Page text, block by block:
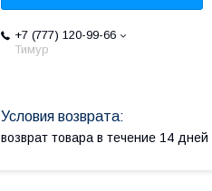
+7 (777) 120-99-66
Тимур
возврат товара в течение 14 дней